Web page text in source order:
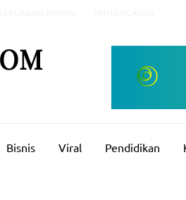
Bisnis Viral Pendidikan